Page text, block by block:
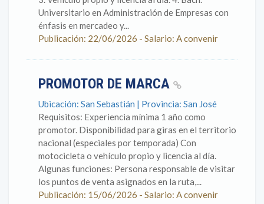
Universitario en Administración de Empresas con
énfasis en mercadeo y...
Publicación: 22/06/2026 - Salario: A convenir
PROMOTOR DE MARCA
Ubicación: San Sebastián | Provincia: San José
Requisitos: Experiencia mínima 1 año como
promotor. Disponibilidad para giras en el territorio
nacional (especiales por temporada) Con
motocicleta o vehículo propio y licencia al día.
Algunas funciones: Persona responsable de visitar
los puntos de venta asignados en la ruta,...
Publicación: 15/06/2026 - Salario: A convenir